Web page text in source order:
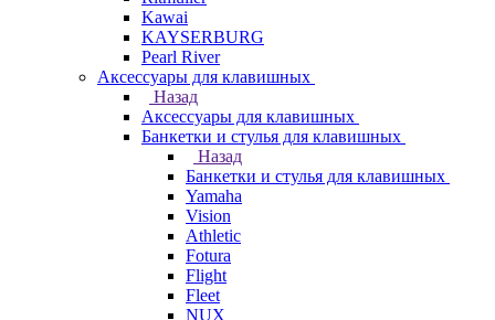
Kawai
KAYSERBURG
Pearl River
Аксессуары для клавишных
Назад
Аксессуары для клавишных
Банкетки и стулья для клавишных
Назад
Банкетки и стулья для клавишных
Yamaha
Vision
Athletic
Fotura
Flight
Fleet
NUX